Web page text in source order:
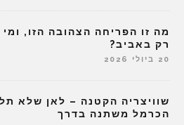
מה זו הפריחה הצהובה הזו,
רק באביב?
20 ביולי 2026
שוויצריה הקטנה – לאן שלא
הכרמל משתנה בדרך